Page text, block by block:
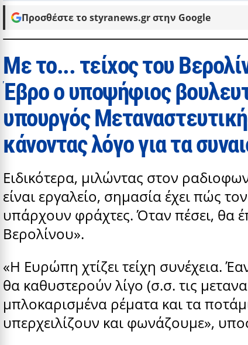
Προσθέστε το styranews.gr στην Google
Με το... τείχος του
Έβρο ο υποψήφιος
υπουργός
κάνοντας λόγο για τα
Ειδικότερα, μιλώντας στον
είναι εργαλείο, σημασία έχει πώς
υπάρχουν φράχτες. Όταν πέσει, θα
Βερολίνου».
«Η Ευρώπη χτίζει τείχη συνέχεια.
θα καθυστερούν λίγο (σ.σ. τις
μπλοκαρισμένα ρέματα και τα
υπερχειλίζουν και φωνάζουμε»,